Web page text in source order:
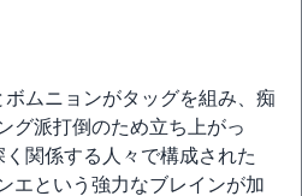
ムニョンがタッグを組み、痴
グ派打倒のため立ち上がっ
関係する人々で構成された
エという強力なブレインが加